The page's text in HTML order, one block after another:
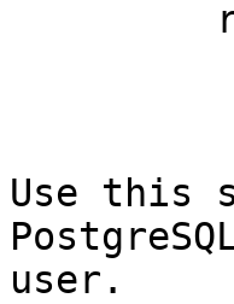
Use this
user.